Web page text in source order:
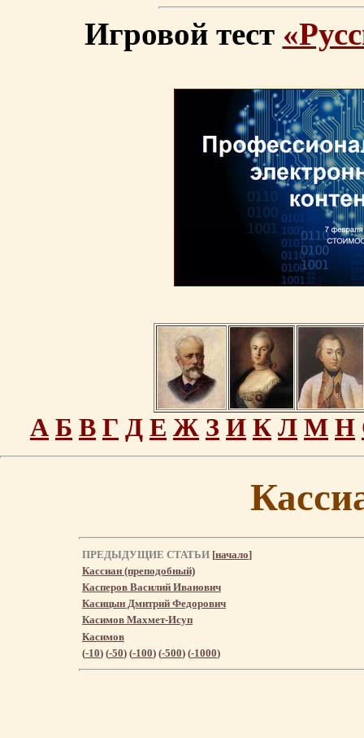
Игровой тест
А Б В Г Д Е Ж З И К Л М Н
ПРЕДЫДУЩИЕ СТАТЬИ [начало]
Кассиан (преподобный)
Касперов Василий Иванович
Касицын Дмитрий Федорович
Касимов Махмет-Исуп
Касимов
(-10) (-50) (-100) (-500) (-1000)